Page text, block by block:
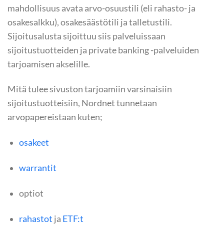
mahdollisuus avata arvo-osuustili (eli rahasto- ja
osakesalkku), osakesäästötili ja talletustili.
Sijoitusalusta sijoittuu siis palveluissaan
sijoitustuotteiden ja private banking -palveluiden
tarjoamisen akselille.
Mitä tulee sivuston tarjoamiin varsinaisiin
sijoitustuotteisiin, Nordnet tunnetaan
arvopapereistaan kuten;
osakeet
warrantit
optiot
rahastot ja ETF:t